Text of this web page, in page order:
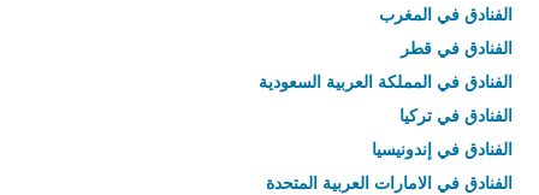
الفنادق في المغرب
الفنادق في قطر
الفنادق في المملكة العربية السعودية
الفنادق في تركيا
الفنادق في إندونيسيا
الفنادق في الامارات العربية المتحدة